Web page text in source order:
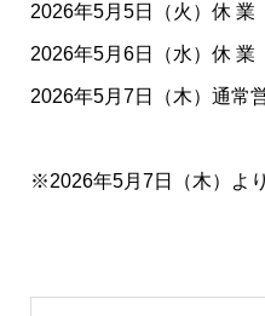
2026年5月5日（火） 休 業
2026年5月6日（水） 休 業
2026年5月7日（木）通常
※2026年5月7日（木）よ